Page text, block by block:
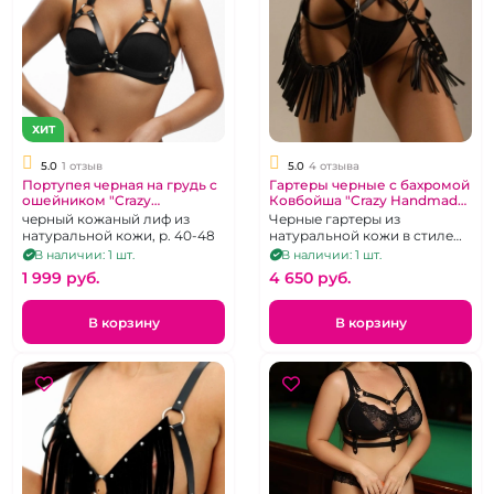
ХИТ
5.0 1 отзыв
Портупея черная на грудь с
ошейником "Crazy
Handmade" №1
черный кожаный лиф из
натуральной кожи, р. 40-48
В наличии: 1 шт.
1 999 pуб.
В корзину
5.0 4 отзыва
Гартеры черные с бахромой
Ковбойша "Crazy Handmade"
Вестерн
Черные гартеры из
натуральной кожи в стиле
вестерн
В наличии: 1 шт.
4 650 pуб.
В корзину